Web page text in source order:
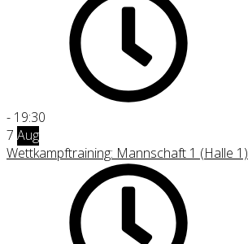
- 19:30
7 Aug
Wettkampftraining: Mannschaft 1 (Halle 1)